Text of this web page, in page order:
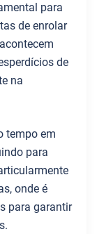
para
de enrolar
de
na
tempo em
para
onde é
para garantir